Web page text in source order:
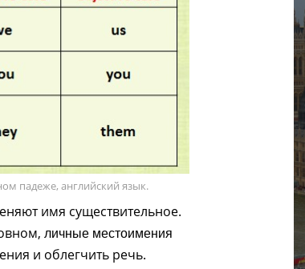
падеже, английский язык.
имя существительное.
личные местоимения
и облегчить речь.